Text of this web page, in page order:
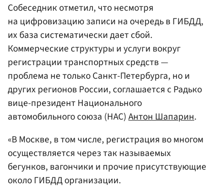
Собеседник отметил, что несмотря
на цифровизацию записи на очередь в ГИБДД,
их база систематически дает сбой.
Коммерческие структуры и услуги вокруг
регистрации транспортных средств —
проблема не только Санкт-Петербурга, но и
других регионов России, соглашается с Радько
вице-президент Национального
автомобильного союза (НАС)Антон Шапарин.
«В Москве, в том числе, регистрация во многом
осуществляется через так называемых
бегунков, вагончики и прочие присутствующие
около ГИБДД организации.